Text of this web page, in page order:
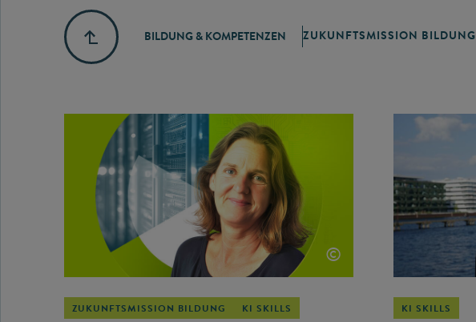
BILDUNG & KOMPETENZEN ZUKUNFTSMISSION BILDUNG
©
ZUKUNFTSMISSION BILDUNG KI SKILLS KI SKILLS